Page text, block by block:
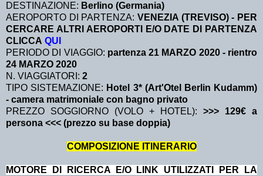
DESTINAZIONE: Berlino (Germania)
AEROPORTO DI PARTENZA: VENEZIA (TREVISO) - PER
CERCARE ALTRI AEROPORTI E/O DATE DI PARTENZA
CLICCA QUI
PERIODO DI VIAGGIO: partenza 21 MARZO 2020 - rientro
24 MARZO 2020
N. VIAGGIATORI: 2
TIPO SISTEMAZIONE: Hotel 3* (Art'Otel Berlin Kudamm)
- camera matrimoniale con bagno privato
PREZZO SOGGIORNO (VOLO + HOTEL): >>> 129€ a
persona <<< (prezzo su base doppia)
COMPOSIZIONE ITINERARIO
MOTORE DI RICERCA E/O LINK UTILIZZATI PER LA